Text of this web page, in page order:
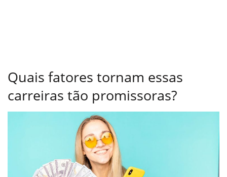
Quais fatores tornam essas
carreiras tão promissoras?